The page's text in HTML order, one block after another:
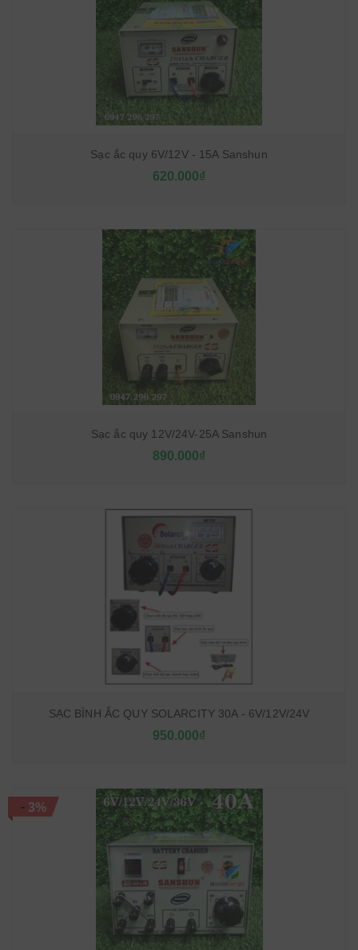
Sạc ắc quy 6V/12V - 15A Sanshun
620.000₫
Sạc ắc quy 12V/24V-25A Sanshun
890.000₫
SẠC BÌNH ẮC QUY SOLARCITY 30A - 6V/12V/24V
950.000₫
- 3%